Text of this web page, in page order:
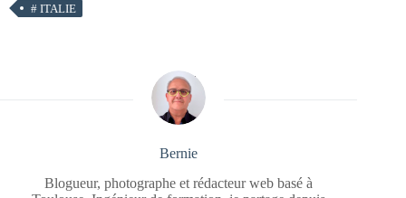
# ITALIE
Bernie
Blogueur, photographe et rédacteur web basé à